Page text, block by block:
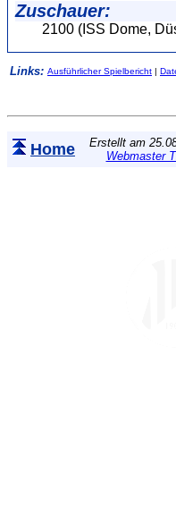
Zuschauer:
2100 (ISS Dome,
Links: Ausführlicher Spielbericht |
Home
Erstellt am
Webmaster